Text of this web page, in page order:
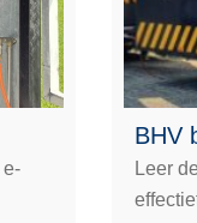
BHV
Leer